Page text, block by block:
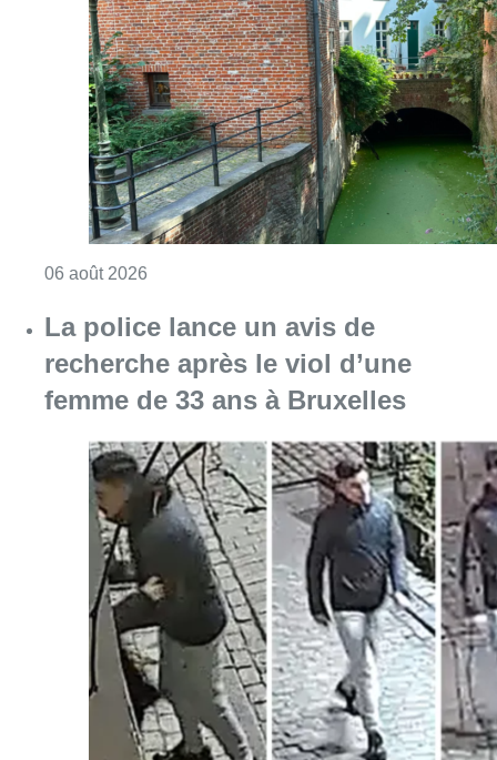
La police lance un avis de
recherche après le viol d’une
femme de 33 ans à Bruxelles
06 août 2026 Consulter l'article "La police lance un avis
La Commune d’Ixelles ouvre un
registre de condoléances en
mémoire de Jaswinder Singh,
commerçant tué lors d’un
braquage